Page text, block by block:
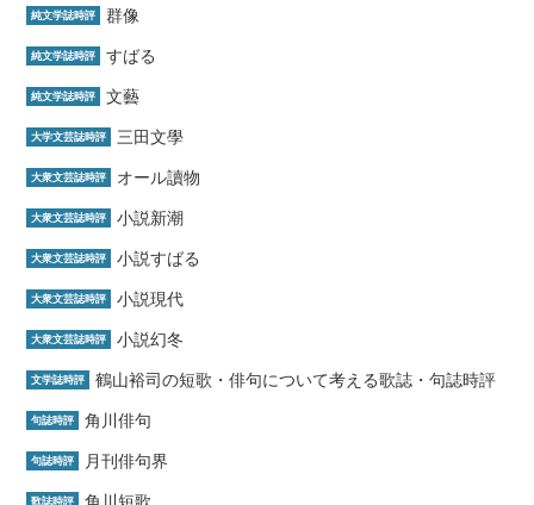
純文学誌時評 群像
純文学誌時評 すばる
純文学誌時評 文藝
大学文芸誌時評 三田文學
大衆文芸誌時評 オール讀物
大衆文芸誌時評 小説新潮
大衆文芸誌時評 小説すばる
大衆文芸誌時評 小説現代
大衆文芸誌時評 小説幻冬
文学誌時評 鶴山裕司の短歌・俳句について考える歌誌・句誌時評
句誌時評 角川俳句
句誌時評 月刊俳句界
歌誌時評